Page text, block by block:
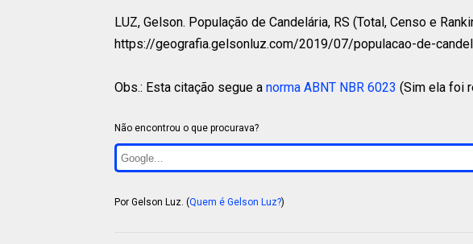
LUZ, Gelson. População de Candelária, RS (Total, Censo e
https://geografia.gelsonluz.com/2019/07/populacao-de-
Obs.: Esta citação segue a norma ABNT NBR 6023 (Sim ela foi
Não encontrou o que procurava?
Por Gelson Luz. (Quem é Gelson Luz?)